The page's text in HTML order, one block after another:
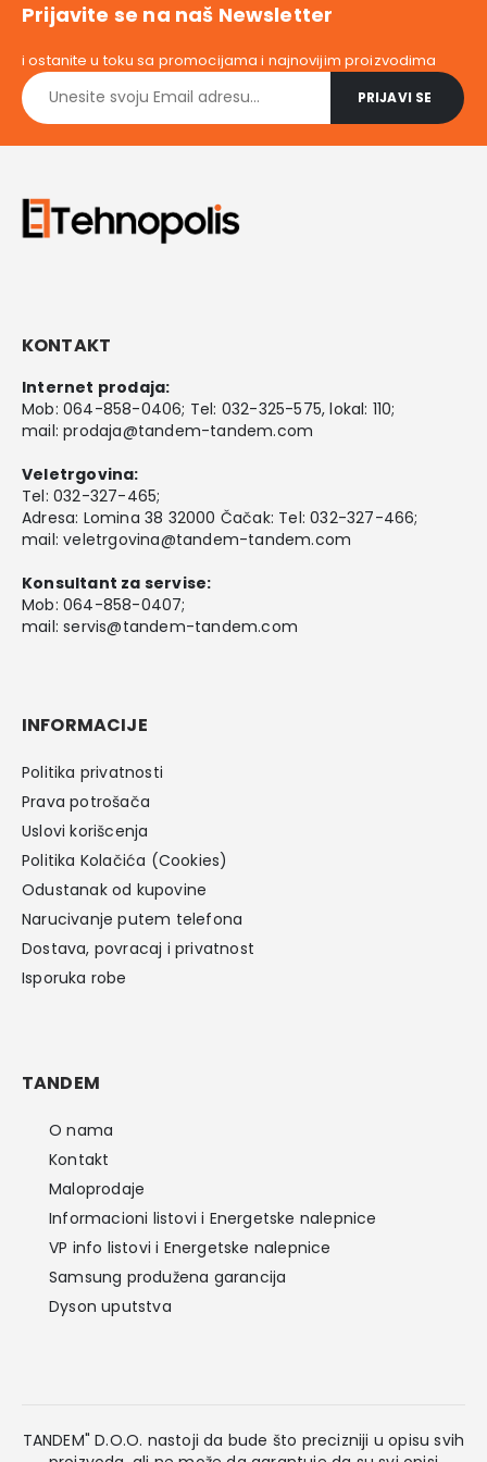
Prijavite se na naš Newsletter
i ostanite u toku sa promocijama i najnovijim proizvodima
KONTAKT
Internet prodaja:
Mob: 064-858-0406; Tel: 032-325-575, lokal: 110;
mail:prodaja@tandem-tandem.com
Veletrgovina:
Tel: 032-327-465;
Adresa: Lomina 38 32000 Čačak: Tel: 032-327-466;
mail:veletrgovina@tandem-tandem.com
Konsultant za servise:
Mob: 064-858-0407;
mail:servis@tandem-tandem.com
INFORMACIJE
Politika privatnosti
Prava potrošača
Uslovi korišcenja
Politika Kolačića (Cookies)
Odustanak od kupovine
Narucivanje putem telefona
Dostava, povracaj i privatnost
Isporuka robe
TANDEM
O nama
Kontakt
Maloprodaje
Informacioni listovi i Energetske nalepnice
VP info listovi i Energetske nalepnice
Samsung produžena garancija
Dyson uputstva
TANDEM" D.O.O. nastoji da bude što precizniji u opisu svih